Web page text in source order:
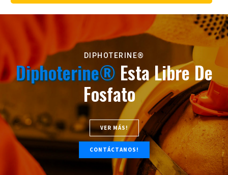
DIPHOTERINE®
Diphoterine®Esta Libre De
Fosfato
VER MÁS!
CONTÁCTANOS!